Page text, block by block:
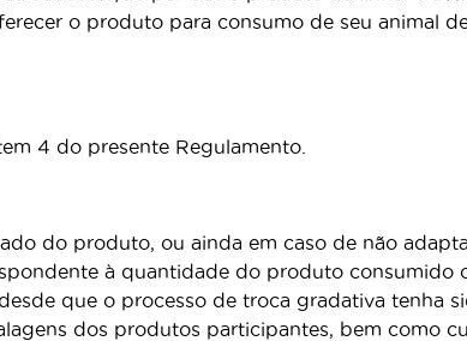
o produto para consumo de seu animal
4 do presente Regulamento.
do produto, ou ainda em caso de não
à quantidade do produto consumido
que o processo de troca gradativa tenha
dos produtos participantes, bem como